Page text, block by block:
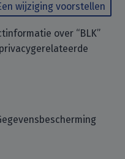
wijziging voorstellen
over “BLK”